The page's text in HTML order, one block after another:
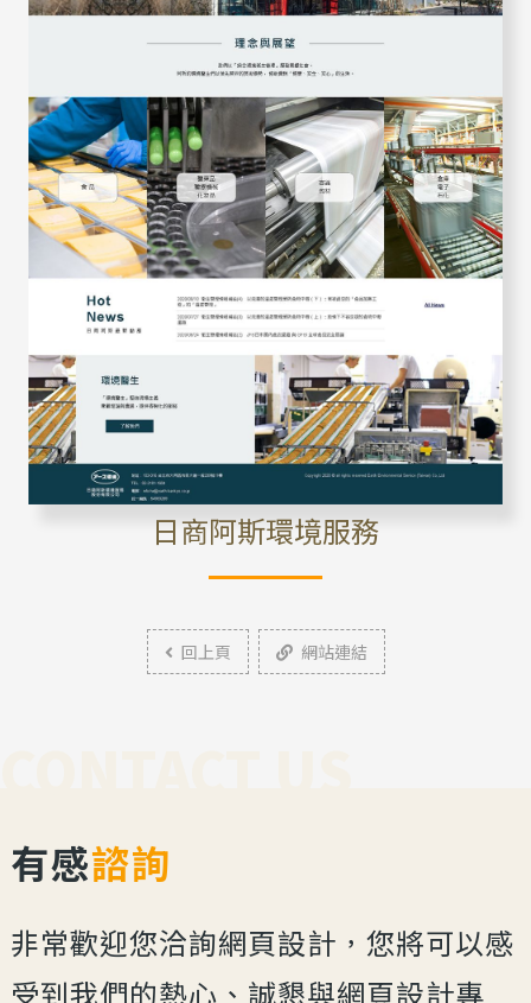
日商阿斯環境服務
回上頁 網站連結
有感諮詢
非常歡迎您洽詢網頁設計，您將可以感
受到我們的熱心、誠懇與網頁設計專